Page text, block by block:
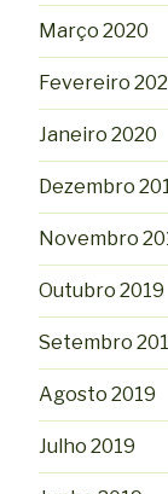
Março 2020
Fevereiro
Janeiro 2020
Dezembro
Novembro
Outubro 2019
Setembro
Agosto 2019
Julho 2019